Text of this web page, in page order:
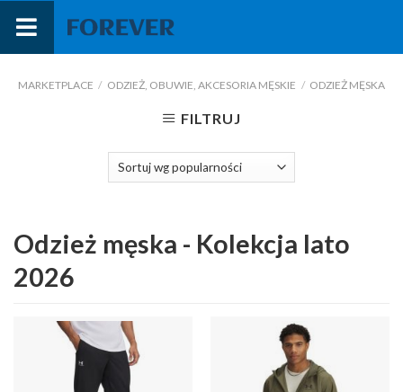
treści
MARKETPLACE / ODZIEŻ, OBUWIE, AKCESORIA MĘSKIE / ODZIEŻ MĘSKA
FILTRUJ
Odzież męska - Kolekcja lato
2026